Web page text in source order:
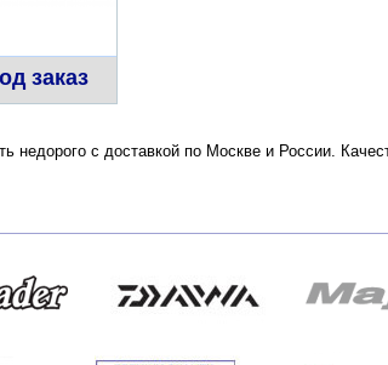
заказ
недорого с доставкой по Москве и России.